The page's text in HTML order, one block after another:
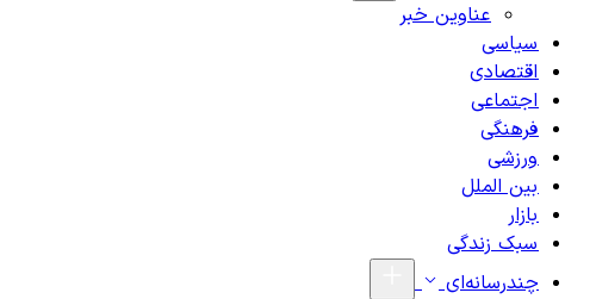
عناوین خبر
سیاسی
اقتصادی
اجتماعی
فرهنگی
ورزشی
بین الملل
بازار
سبک زندگی
چندرسانه‌ای